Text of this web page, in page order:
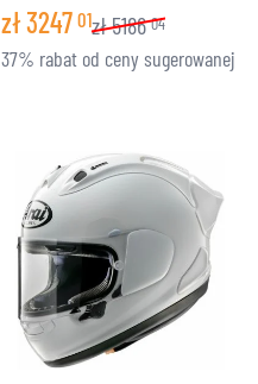
zł3247 01zł5186 04
37% rabat od ceny sugerowanej